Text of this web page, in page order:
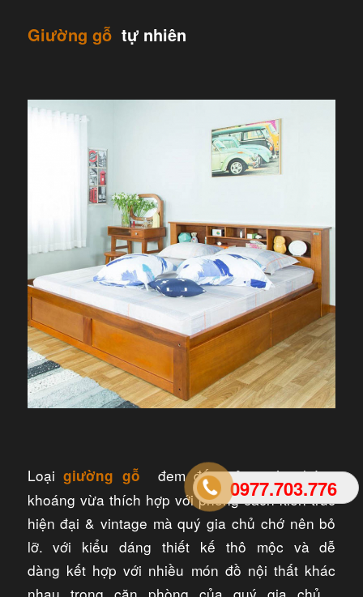
0977.703.776
Giường gỗ tự nhiên
Loạigiường gỗ
đem đến vẻ ngoài phóng
khoáng vừa thích hợp với phong cách kiến trúc
hiện đại & vintage mà quý gia chủ chớ nên bỏ
lỡ. với kiểu dáng thiết kế thô mộc và dễ
dàng kết hợp với nhiều món đồ nội thất khác